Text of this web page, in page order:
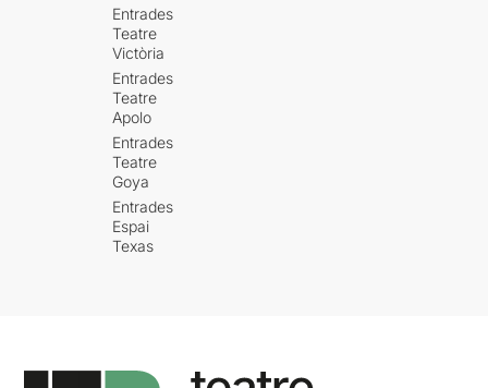
Entrades
Teatre
Victòria
Entrades
Teatre
Apolo
Entrades
Teatre
Goya
Entrades
Espai
Texas